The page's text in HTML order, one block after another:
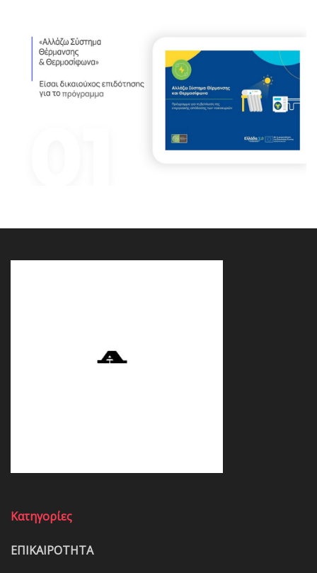
Κατηγορίες
ΕΠΙΚΑΙΡΟΤΗΤΑ